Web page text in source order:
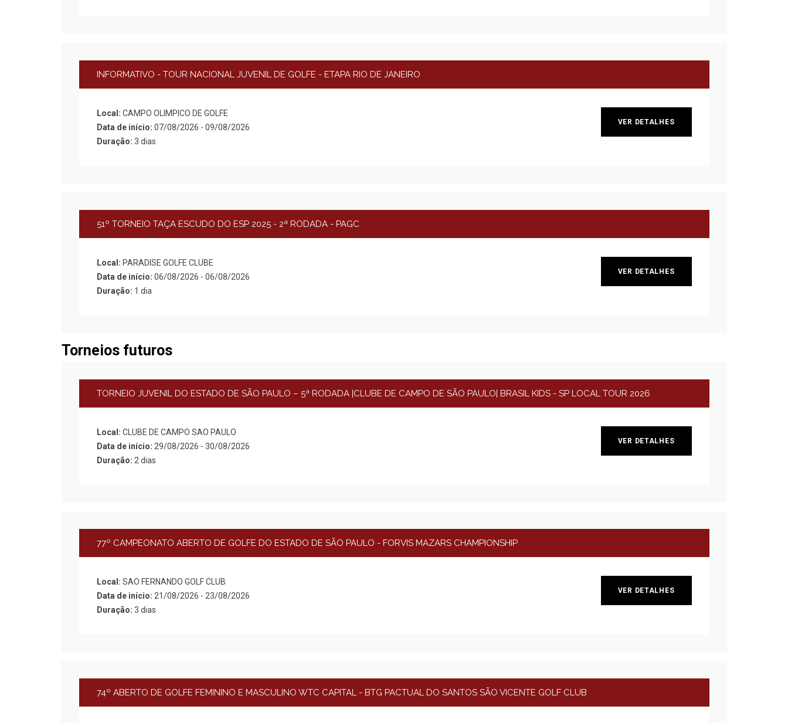
INFORMATIVO - TOUR NACIONAL JUVENIL DE GOLFE - ETAPA RIO DE JANEIRO
Local: CAMPO OLIMPICO DE GOLFE
Data de início: 07/08/2026 - 09/08/2026
Duração: 3 dias
VER DETALHES
51º TORNEIO TAÇA ESCUDO DO ESP 2025 - 2ª RODADA - PAGC
Local: PARADISE GOLFE CLUBE
Data de início: 06/08/2026 - 06/08/2026
Duração: 1 dia
VER DETALHES
Torneios futuros
TORNEIO JUVENIL DO ESTADO DE SÃO PAULO – 5ª RODADA |CLUBE DE CAMPO DE SÃO PAULO| BRASIL KIDS - SP LOCAL TOUR 2026
Local: CLUBE DE CAMPO SAO PAULO
Data de início: 29/08/2026 - 30/08/2026
Duração: 2 dias
VER DETALHES
77º CAMPEONATO ABERTO DE GOLFE DO ESTADO DE SÃO PAULO - FORVIS MAZARS CHAMPIONSHIP
Local: SAO FERNANDO GOLF CLUB
Data de início: 21/08/2026 - 23/08/2026
Duração: 3 dias
VER DETALHES
74º ABERTO DE GOLFE FEMININO E MASCULINO WTC CAPITAL - BTG PACTUAL DO SANTOS SÃO VICENTE GOLF CLUB